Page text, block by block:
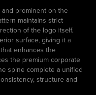
and prominent on the
maintains strict
of the logo itself.
surface, giving it a
enhances the
the premium corporate
spine complete a unified
structure and